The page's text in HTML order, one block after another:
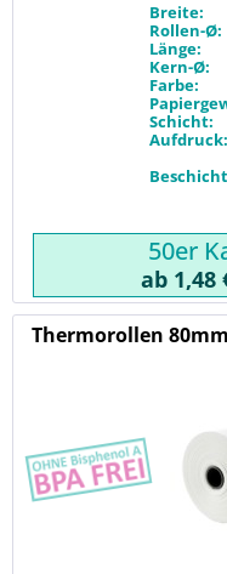
Breite:
Rollen-Ø:
Länge:
Kern-Ø:
Farbe:
Schicht:
Aufdruck:
50er
ab
Thermorollen